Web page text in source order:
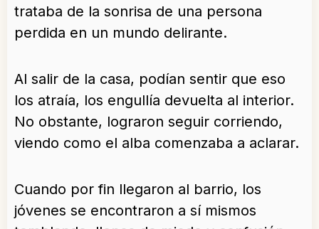
trataba de la sonrisa de una persona
perdida en un mundo delirante.
Al salir de la casa, podían sentir que eso
los atraía, los engullía devuelta al interior.
No obstante, lograron seguir corriendo,
viendo como el alba comenzaba a aclarar.
Cuando por fin llegaron al barrio, los
jóvenes se encontraron a sí mismos